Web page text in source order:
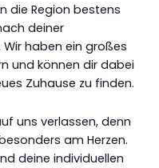
die Region bestens
deiner
haben ein großes
und können dir dabei
Zuhause zu finden.
uns verlassen, denn
am Herzen.
deine individuellen